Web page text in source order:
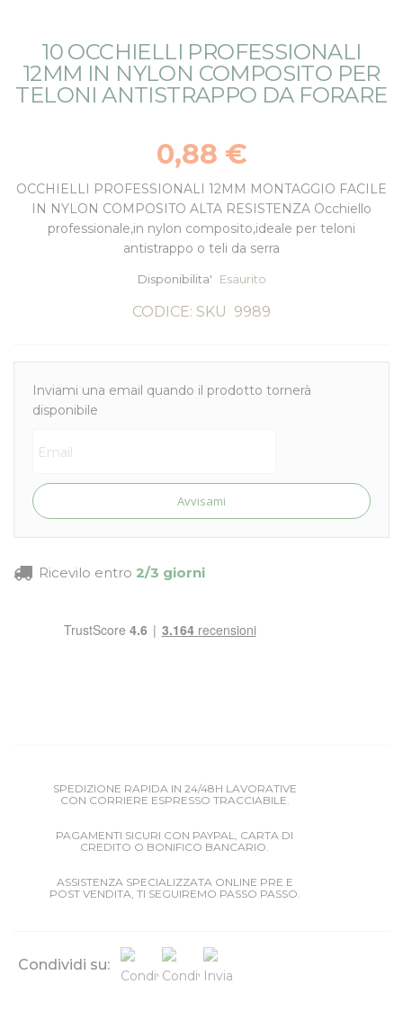
fine
della
all'inizio
della
galleria
10 OCCHIELLI PROFESSIONALI
12MM IN NYLON COMPOSITO PER
TELONI ANTISTRAPPO DA FORARE
0,88 €
OCCHIELLI PROFESSIONALI 12MM MONTAGGIO FACILE
IN NYLON COMPOSITO ALTA RESISTENZA Occhiello
professionale,in nylon composito,ideale per teloni
antistrappo o teli da serra
Disponibilita' Esaurito
CODICE: SKU 9989
Inviami una email quando il prodotto tornerà
disponibile
Avvisami
Ricevilo entro 2/3 giorni
SPEDIZIONE RAPIDA IN 24/48H LAVORATIVE
CON CORRIERE ESPRESSO TRACCIABILE.
PAGAMENTI SICURI CON PAYPAL, CARTA DI
CREDITO O BONIFICO BANCARIO.
ASSISTENZA SPECIALIZZATA ONLINE PRE E
POST VENDITA, TI SEGUIREMO PASSO PASSO.
Condividi su: